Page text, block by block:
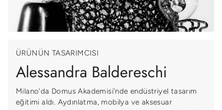
ÜRÜNÜN TASARIMCISI
Alessandra Baldereschi
Milano'da Domus Akademisi'nde endüstriyel tasarım
eğitimi aldı. Aydınlatma, mobilya ve aksesuar